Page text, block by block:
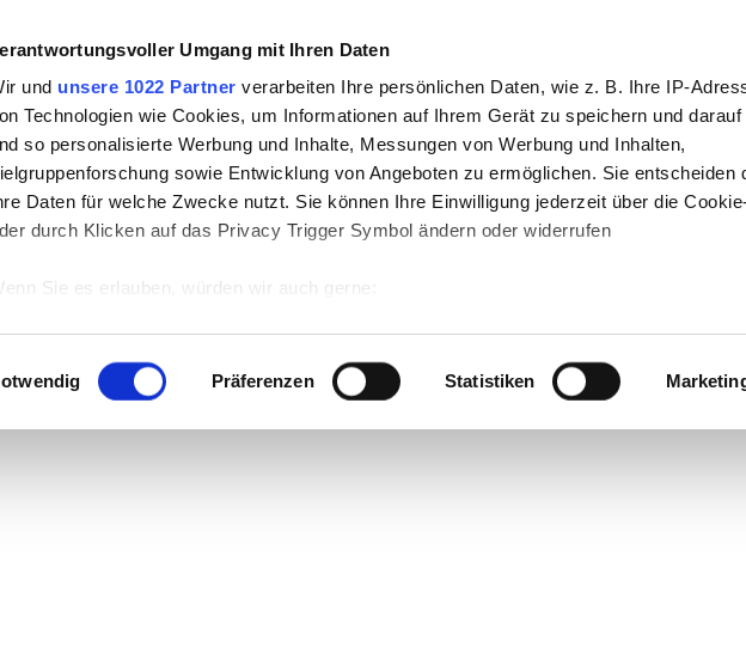
Umgang mit Ihren Daten
und unsere 1022 Partner verarbeiten Ihre persönlichen Daten, wie z. B. Ihre IP-
Technologien wie Cookies, um Informationen auf Ihrem Gerät zu speichern und
so personalisierte Werbung und Inhalte, Messungen von Werbung und Inhalten,
sowie Entwicklung von Angeboten zu ermöglichen. Sie entscheiden
Daten für welche Zwecke nutzt. Sie können Ihre Einwilligung jederzeit über die
durch Klicken auf das Privacy Trigger Symbol ändern oder widerrufen
Sie es erlauben, würden wir auch gerne:
Ihr Gerät durch aktives Scannen nach bestimmten Merkmalen (Fingerprinting)
Sie mehr darüber, wie Ihre persönlichen Daten verarbeitet werden, und legen Sie
imAbschnitt Einzelheitenfest.
Präferenzen Statistiken